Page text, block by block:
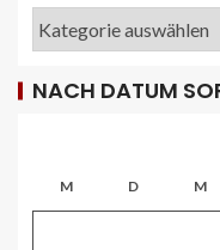
NACH DATUM
M D M